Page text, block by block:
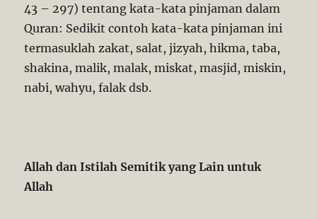
43 – 297) tentang kata-kata pinjaman dalam
Quran: Sedikit contoh kata-kata pinjaman ini
termasuklah zakat, salat, jizyah, hikma, taba,
shakina, malik, malak, miskat, masjid, miskin,
nabi, wahyu, falak dsb.
Allah dan Istilah Semitik yang Lain untuk
Allah